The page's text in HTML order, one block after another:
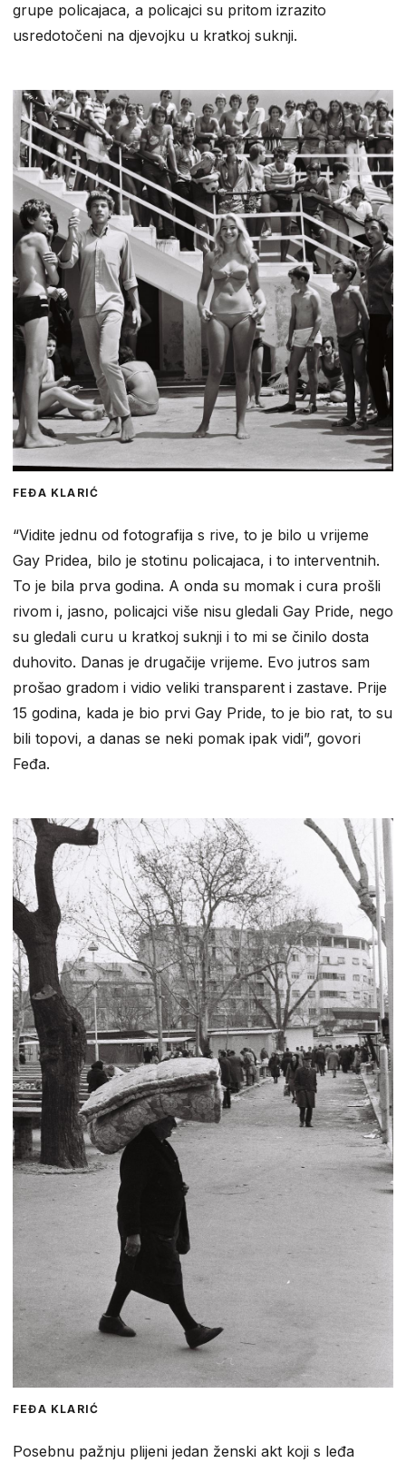
grupe policajaca, a policajci su pritom izrazito
usredotočeni na djevojku u kratkoj suknji.
FEĐA KLARIĆ
“Vidite jednu od fotografija s rive, to je bilo u vrijeme
Gay Pridea, bilo je stotinu policajaca, i to interventnih.
To je bila prva godina. A onda su momak i cura prošli
rivom i, jasno, policajci više nisu gledali Gay Pride, nego
su gledali curu u kratkoj suknji i to mi se činilo dosta
duhovito. Danas je drugačije vrijeme. Evo jutros sam
prošao gradom i vidio veliki transparent i zastave. Prije
15 godina, kada je bio prvi Gay Pride, to je bio rat, to su
bili topovi, a danas se neki pomak ipak vidi”, govori
Feđa.
FEĐA KLARIĆ
Posebnu pažnju plijeni jedan ženski akt koji s leđa